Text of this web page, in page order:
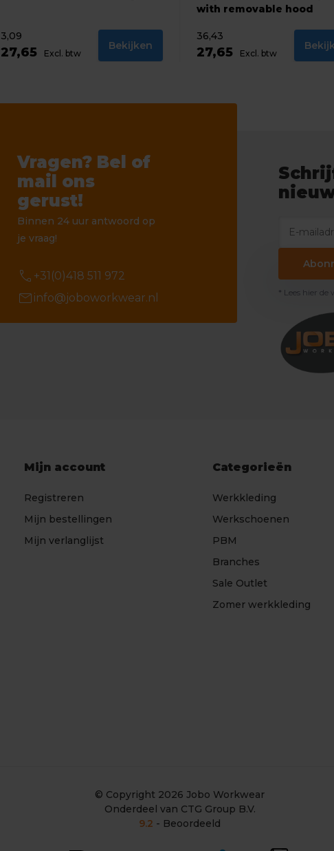
3,09
27,65 Excl. btw
Bekijken
with removable hood
36,43
27,65 Excl. btw
Vragen? Bel of
mail ons
gerust!
Binnen 24 uur antwoord op
je vraag!
call +31(0)418 511 972
mail info@joboworkwear.nl * Lees hier
Mijn account
Registreren
Mijn bestellingen
Mijn verlanglijst
Categorieën
Werkkleding
Werkschoenen
PBM
Branches
Sale Outlet
Zomer werkkleding
© Copyright 2026 Jobo Workwear
Onderdeel van CTG Group B.V.
9.2 - Beoordeeld